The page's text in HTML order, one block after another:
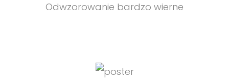
Odwzorowanie bardzo wierne